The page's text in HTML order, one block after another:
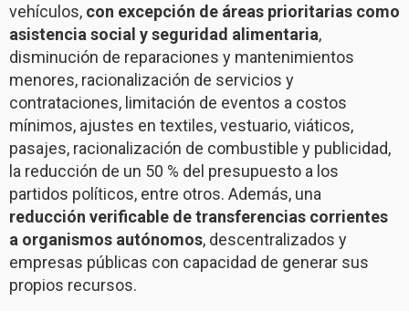
vehículos, con excepción de áreas prioritarias como
asistencia social y seguridad alimentaria,
disminución de reparaciones y mantenimientos
menores, racionalización de servicios y
contrataciones, limitación de eventos a costos
mínimos, ajustes en textiles, vestuario, viáticos,
pasajes, racionalización de combustible y publicidad,
la reducción de un 50 % del presupuesto a los
partidos políticos, entre otros. Además, una
reducción verificable de transferencias corrientes
a organismos autónomos, descentralizados y
empresas públicas con capacidad de generar sus
propios recursos.